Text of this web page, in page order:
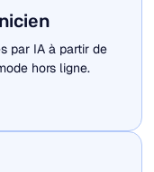
par IA à partir de
hors ligne.